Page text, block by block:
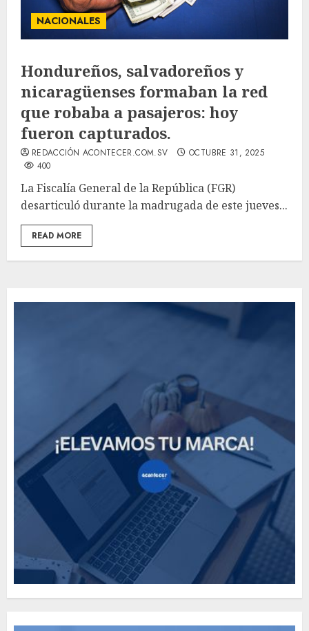
NACIONALES
Hondureños, salvadoreños y
nicaragüenses formaban la red
que robaba a pasajeros: hoy
fueron capturados.
REDACCIÓN ACONTECER.COM.SV
OCTUBRE 31, 2025
400
La Fiscalía General de la República (FGR)
desarticuló durante la madrugada de este jueves...
READ MORE
Need to Know About the
Classic Cars in a Retro